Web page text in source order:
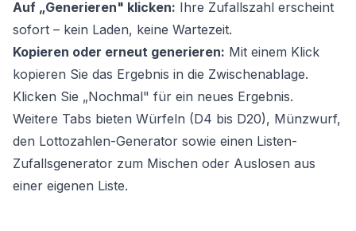
Auf „Generieren" klicken: Ihre Zufallszahl erscheint
sofort – kein Laden, keine Wartezeit.
Kopieren oder erneut generieren: Mit einem Klick
kopieren Sie das Ergebnis in die Zwischenablage.
Klicken Sie „Nochmal" für ein neues Ergebnis.
Weitere Tabs bieten Würfeln (D4 bis D20), Münzwurf,
den Lottozahlen-Generator sowie einen Listen-
Zufallsgenerator zum Mischen oder Auslosen aus
einer eigenen Liste.